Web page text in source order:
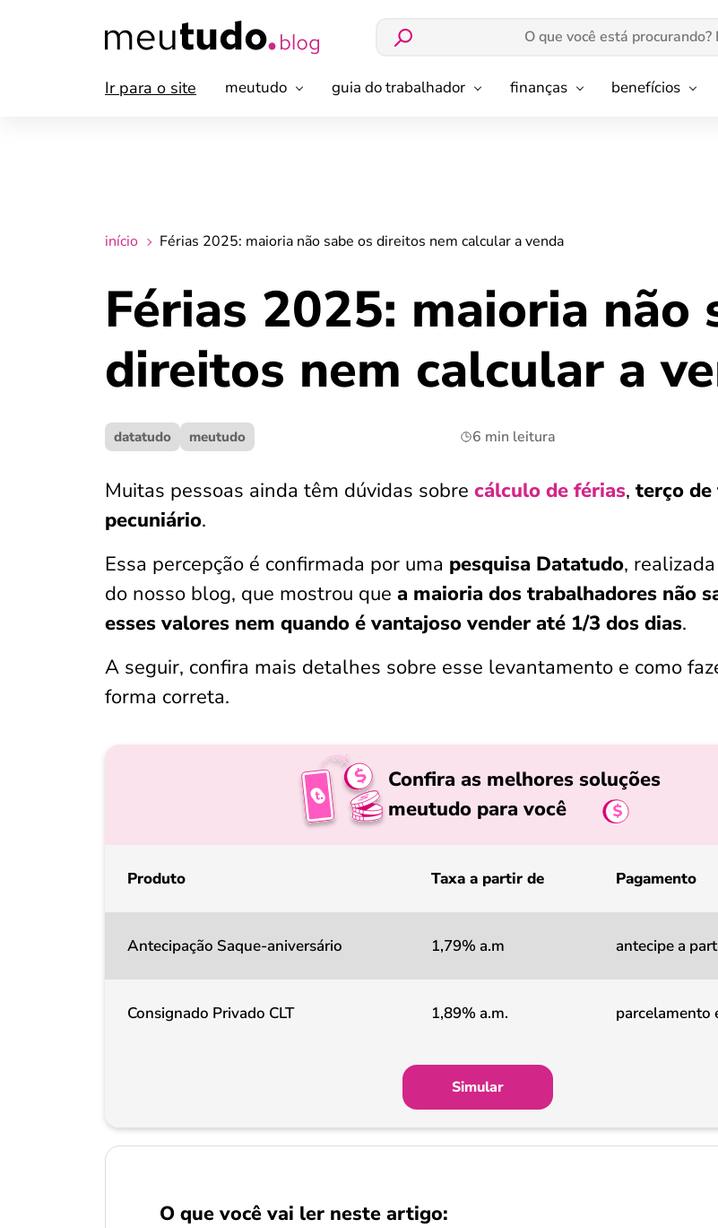
Ir para o site meutudo guia do trabalhador finanças benefícios
início Férias 2025: maioria não sabe os direitos nem calcular a venda
Férias 2025: maioria não
direitos nem calcular a
datatudo meutudo 6 min leitura
Muitas pessoas ainda têm dúvidas sobre cálculo de férias, terço de
pecuniário.
Essa percepção é confirmada por uma pesquisa Datatudo,
do nosso blog, que mostrou que a maioria dos trabalhadores não
esses valores nem quando é vantajoso vender até 1/3 dos dias.
A seguir, confira mais detalhes sobre esse levantamento e como
forma correta.
Confira as melhores soluções
meutudo para você
Produto Taxa a partir de Pagamento
Antecipação Saque-aniversário 1,79% a.m antecipe a
Consignado Privado CLT 1,89% a.m. parcelamento
Simular
O que você vai ler neste artigo: